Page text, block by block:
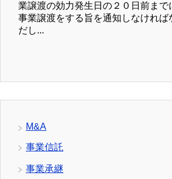
業譲渡の効力発生日の２０日前まで
事業譲渡をする旨を通知しなければ
だし...
M&A
事業信託
事業承継